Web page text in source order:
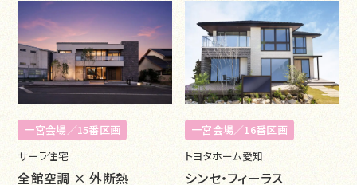
一宮会場／15番区画
サーラ住宅
全館空調 × 外断熱｜
一宮会場／16番区画
トヨタホーム愛知
シンセ・フィーラス